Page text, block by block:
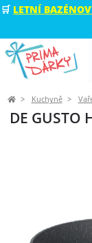
🛒 LETNÍ
Kuchyně
DE GUSTO